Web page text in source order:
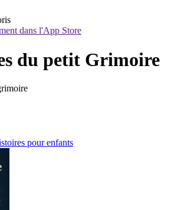
dans l'App Store
du petit Grimoire
pour enfants